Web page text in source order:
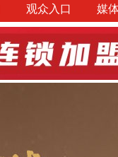
观众入口 媒